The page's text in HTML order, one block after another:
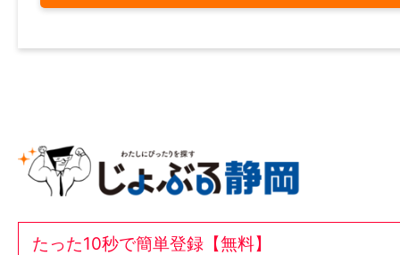
たった10秒で簡単登録【無料】